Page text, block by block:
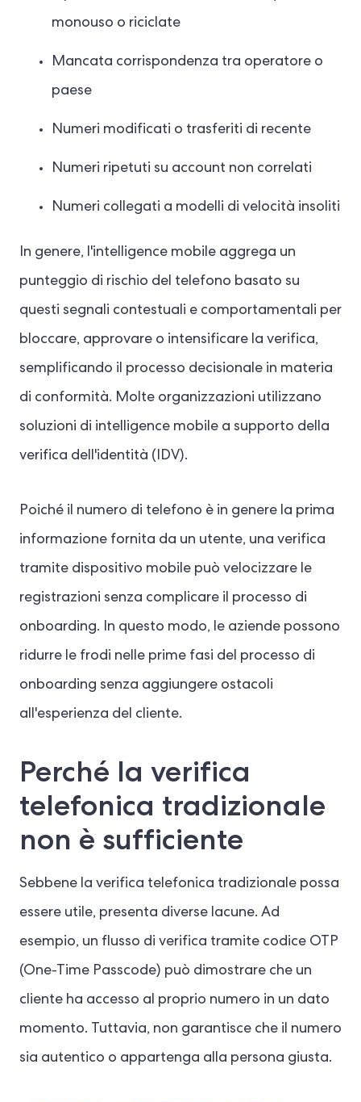
monouso o riciclate
Mancata corrispondenza tra operatore o
paese
Numeri modificati o trasferiti di recente
Numeri ripetuti su account non correlati
Numeri collegati a modelli di velocità insoliti
In genere, l'intelligence mobile aggrega un
punteggio di rischio del telefono basato su
questi segnali contestuali e comportamentali per
bloccare, approvare o intensificare la verifica,
semplificando il processo decisionale in materia
di conformità. Molte organizzazioni utilizzano
soluzioni di intelligence mobile a supporto della
verifica dell'identità (IDV).
Poiché il numero di telefono è in genere la prima
informazione fornita da un utente, una verifica
tramite dispositivo mobile può velocizzare le
registrazioni senza complicare il processo di
onboarding. In questo modo, le aziende possono
ridurre le frodi nelle prime fasi del processo di
onboarding senza aggiungere ostacoli
all'esperienza del cliente.
Perché la verifica
telefonica tradizionale
non è sufficiente
Sebbene la verifica telefonica tradizionale possa
essere utile, presenta diverse lacune. Ad
esempio, un flusso di verifica tramite codice OTP
(One-Time Passcode) può dimostrare che un
cliente ha accesso al proprio numero in un dato
momento. Tuttavia, non garantisce che il numero
sia autentico o appartenga alla persona giusta.